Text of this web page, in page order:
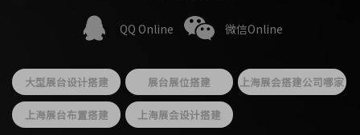
QQ Online 微信Online
大型展台设计搭建 展台展位搭建
上海展会搭建公司哪家
上海展台布置搭建 上海展会设计搭建